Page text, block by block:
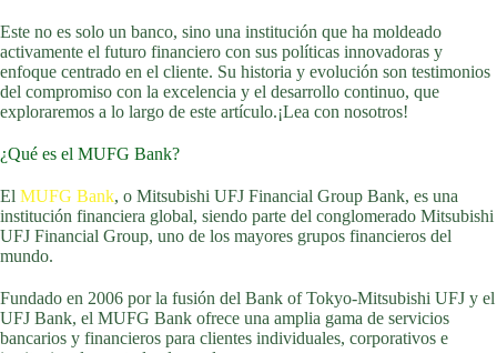
Este no es solo un banco, sino una institución que ha moldeado
activamente el futuro financiero con sus políticas innovadoras y
enfoque centrado en el cliente. Su historia y evolución son testimonios
del compromiso con la excelencia y el desarrollo continuo, que
exploraremos a lo largo de este artículo.¡Lea con nosotros!
¿Qué es el MUFG Bank?
El MUFG Bank, o Mitsubishi UFJ Financial Group Bank, es una
institución financiera global, siendo parte del conglomerado Mitsubishi
UFJ Financial Group, uno de los mayores grupos financieros del
mundo.
Fundado en 2006 por la fusión del Bank of Tokyo-Mitsubishi UFJ y el
UFJ Bank, el MUFG Bank ofrece una amplia gama de servicios
bancarios y financieros para clientes individuales, corporativos e